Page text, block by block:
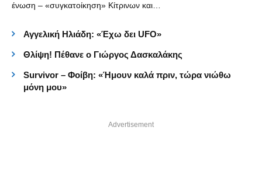
ένωση – «συγκατοίκηση» Κίτρινων και…
Αγγελική Ηλιάδη: «Έχω δει UFO»
Θλίψη! Πέθανε ο Γιώργος Δασκαλάκης
Survivor – Φοίβη: «Ήμουν καλά πριν, τώρα νιώθω
μόνη μου»
Advertisement